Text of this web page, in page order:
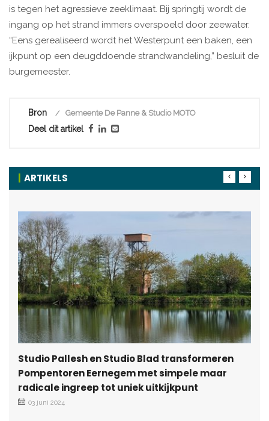
is tegen het agressieve zeeklimaat. Bij springtij wordt de
ingang op het strand immers overspoeld door zeewater.
“Eens gerealiseerd wordt het Westerpunt een baken, een
ijkpunt op een deugddoende strandwandeling,” besluit de
burgemeester.
Bron Gemeente De Panne & Studio MOTO
Deel dit artikel
ARTIKELS
Studio Pallesh en Studio Blad transformeren
Pompentoren Eernegem met simpele maar
radicale ingreep tot uniek uitkijkpunt
03 juni 2024